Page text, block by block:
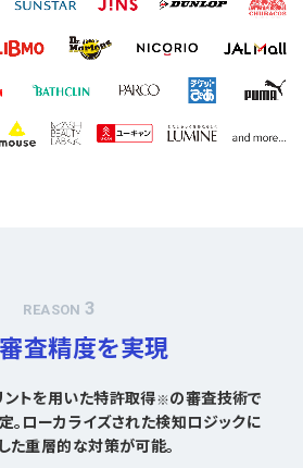
REASON3
査精度を実現
ントを用いた特許取得※の審査技術で
ローカライズされた検知ロジックに
た重層的な対策が可能。